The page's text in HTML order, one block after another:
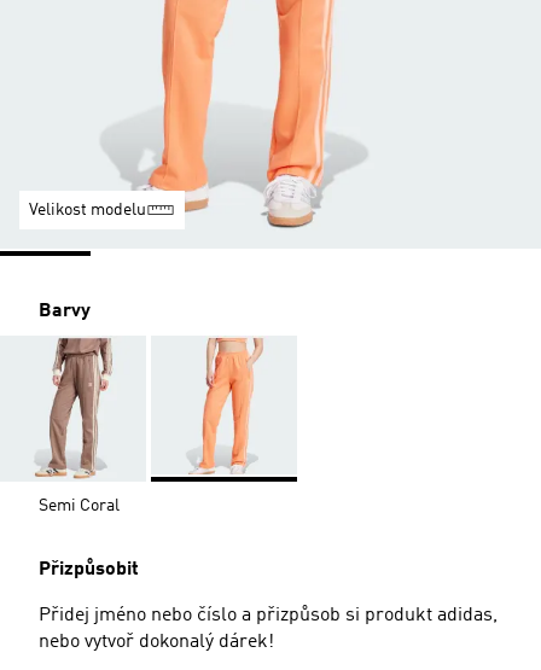
Velikost modelu
Barvy
Semi Coral
Přizpůsobit
Přidej jméno nebo číslo a přizpůsob si produkt adidas,
nebo vytvoř dokonalý dárek!